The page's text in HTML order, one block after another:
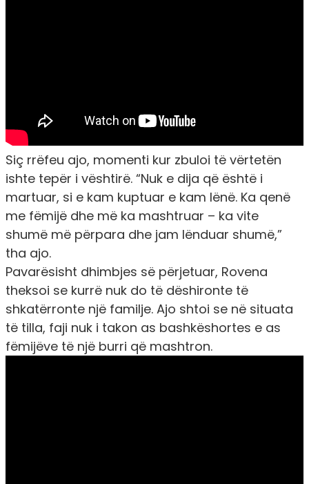
Siç rrëfeu ajo, momenti kur zbuloi të vërtetën
ishte tepër i vështirë. “Nuk e dija që është i
martuar, si e kam kuptuar e kam lënë. Ka qenë
me fëmijë dhe më ka mashtruar – ka vite
shumë më përpara dhe jam lënduar shumë,”
tha ajo.
Pavarësisht dhimbjes së përjetuar, Rovena
theksoi se kurrë nuk do të dëshironte të
shkatërronte një familje. Ajo shtoi se në situata
të tilla, faji nuk i takon as bashkëshortes e as
fëmijëve të një burri që mashtron.